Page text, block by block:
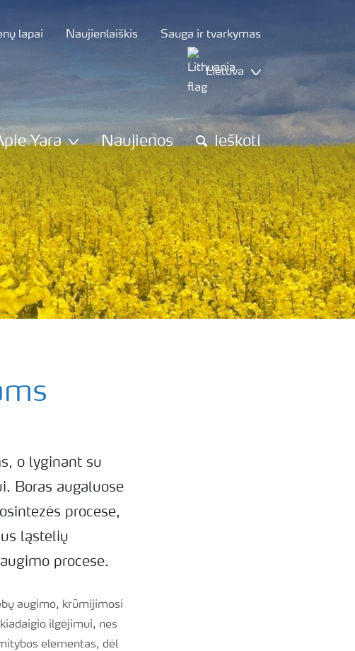
lapai Naujienlaiškis Sauga ir tvarkymas
Lietuva
Yara Naujienos Ieškoti
o lyginant su
Boras augaluose
procese,
ląstelių
procese.
augimo, krūmijimosi
ilgėjimui, nes
elementas, dėl